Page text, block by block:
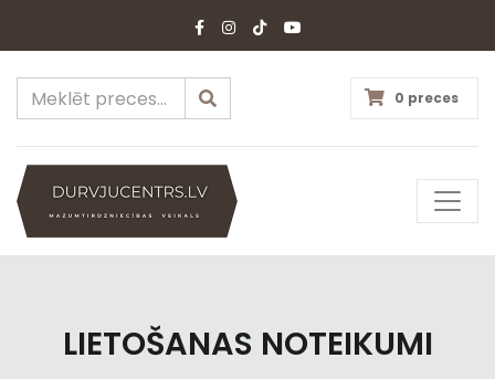
0 preces
LIETOŠANAS NOTEIKUMI